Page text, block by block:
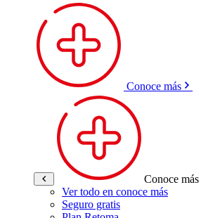
Conoce más
Conoce más
Ver todo en conoce más
Seguro gratis